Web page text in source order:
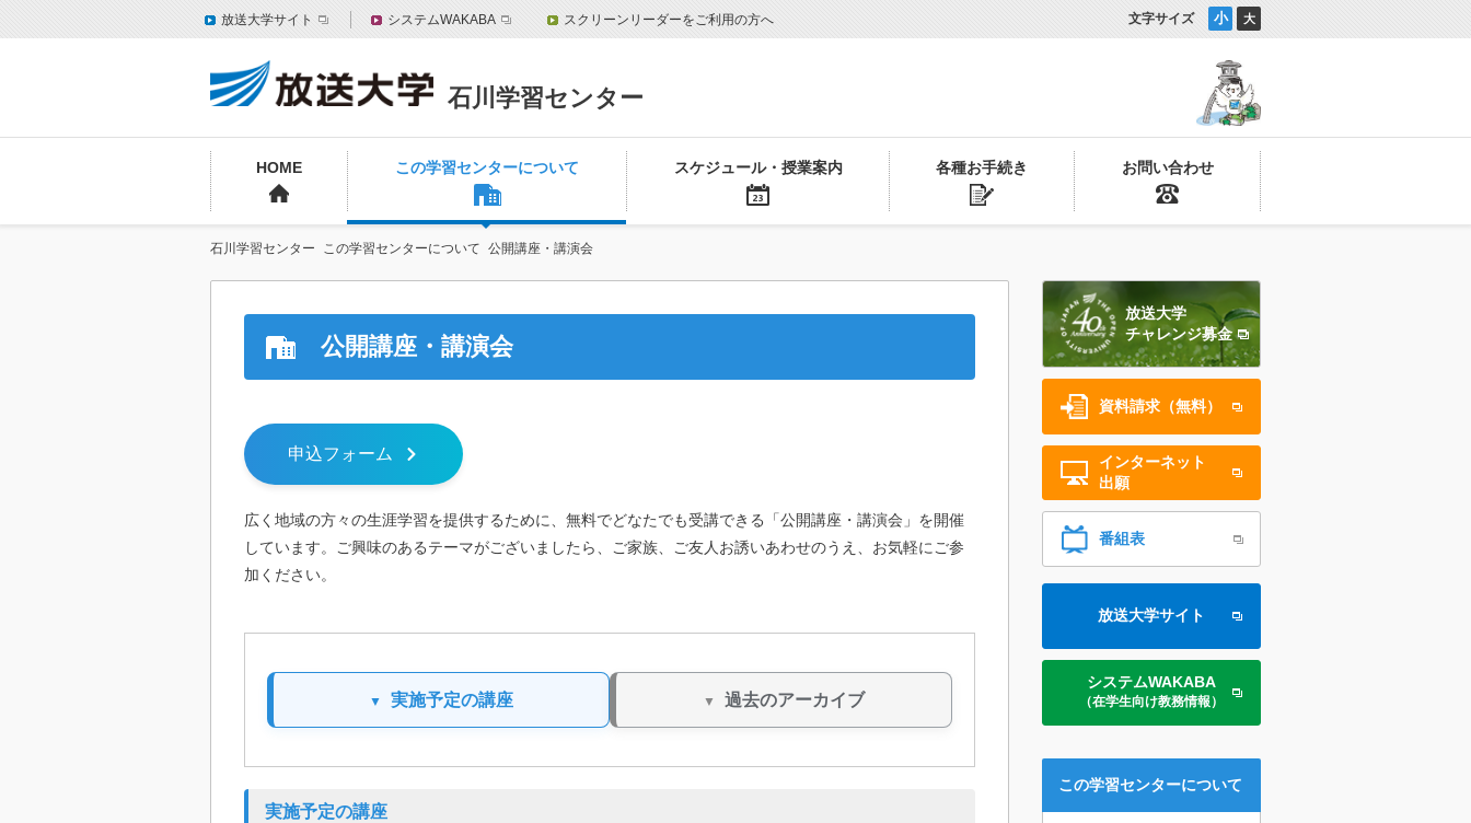
放送大学サイト システムWAKABA スクリーンリーダーをご利用の方へ 文字サイズ 大
小
石川学習センター
HOME この学習センターについて スケジュール・授業案内 各種お手続き お問い合わせ
石川学習センター この学習センターについて 公開講座・講演会
公開講座・講演会
申込フォーム
広く地域の方々の生涯学習を提供するために、無料でどなたでも受講できる「公開講座・講演会」を開催
しています。
ご興味のあるテーマがございましたら、ご家族、ご友人お誘いあわせのうえ、お気軽にご参
加ください。
実施予定の講座 過去のアーカイブ
実施予定の講座
放送大学
チャレンジ募金
資料請求（無料）
インターネット
出願
番組表
放送大学サイト
システムWAKABA
（在学生向け教務情報）
この学習センターについて